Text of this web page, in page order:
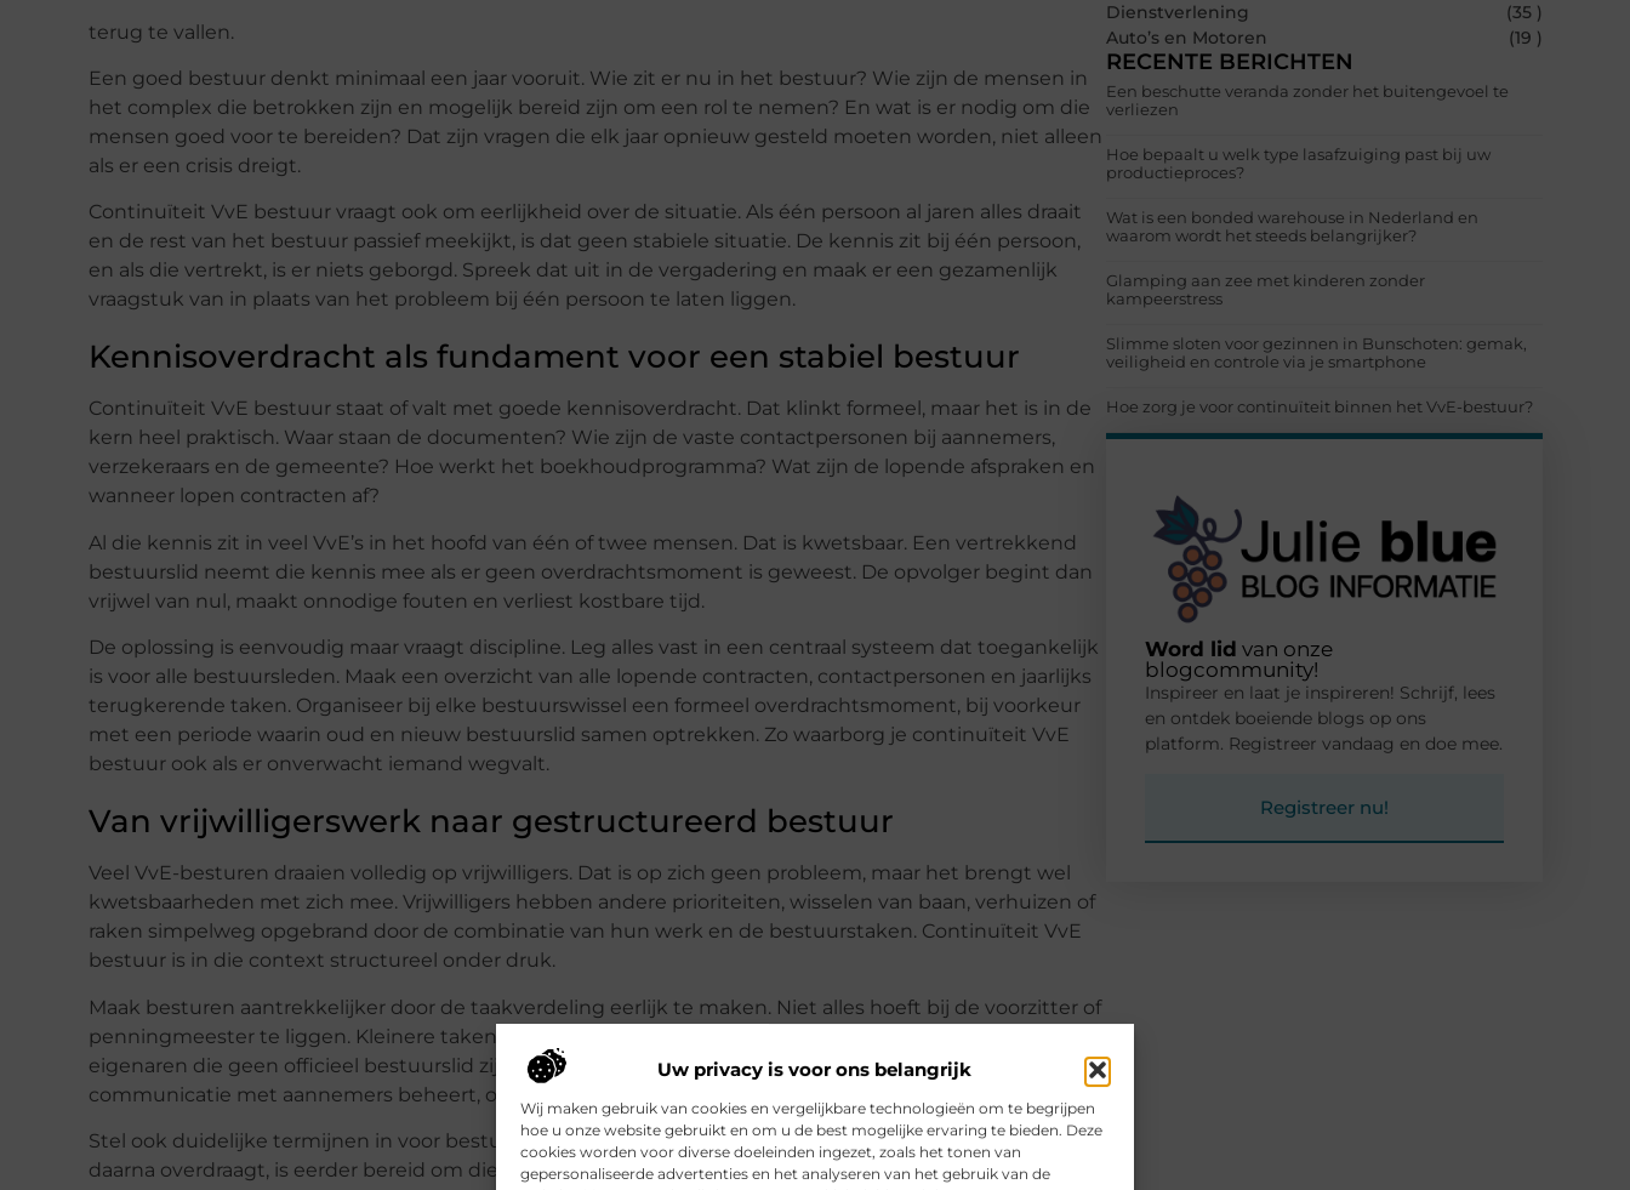
Uw privacy is voor ons belangrijk
Wij maken gebruik van cookies en vergelijkbare technologieën om te begrijpen
hoe u onze website gebruikt en om u de best mogelijke ervaring te bieden. Deze
cookies worden voor diverse doeleinden ingezet, zoals het tonen van
gepersonaliseerde advertenties en het analyseren van het gebruik van de
terug te vallen.
Een goed bestuur denkt minimaal een jaar vooruit. Wie zit er nu in het bestuur? Wie zijn de mensen in
het complex die betrokken zijn en mogelijk bereid zijn om een rol te nemen? En wat is er nodig om die
mensen goed voor te bereiden? Dat zijn vragen die elk jaar opnieuw gesteld moeten worden, niet alleen
als er een crisis dreigt.
Continuïteit VvE bestuur vraagt ook om eerlijkheid over de situatie. Als één persoon al jaren alles draait
en de rest van het bestuur passief meekijkt, is dat geen stabiele situatie. De kennis zit bij één persoon,
en als die vertrekt, is er niets geborgd. Spreek dat uit in de vergadering en maak er een gezamenlijk
vraagstuk van in plaats van het probleem bij één persoon te laten liggen.
Kennisoverdracht als fundament voor een stabiel bestuur
Continuïteit VvE bestuur staat of valt met goede kennisoverdracht. Dat klinkt formeel, maar het is in de
kern heel praktisch. Waar staan de documenten? Wie zijn de vaste contactpersonen bij aannemers,
verzekeraars en de gemeente? Hoe werkt het boekhoudprogramma? Wat zijn de lopende afspraken en
wanneer lopen contracten af?
Al die kennis zit in veel VvE’s in het hoofd van één of twee mensen. Dat is kwetsbaar. Een vertrekkend
bestuurslid neemt die kennis mee als er geen overdrachtsmoment is geweest. De opvolger begint dan
vrijwel van nul, maakt onnodige fouten en verliest kostbare tijd.
De oplossing is eenvoudig maar vraagt discipline. Leg alles vast in een centraal systeem dat toegankelijk
is voor alle bestuursleden. Maak een overzicht van alle lopende contracten, contactpersonen en jaarlijks
terugkerende taken. Organiseer bij elke bestuurswissel een formeel overdrachtsmoment, bij voorkeur
met een periode waarin oud en nieuw bestuurslid samen optrekken. Zo waarborg je continuïteit VvE
bestuur ook als er onverwacht iemand wegvalt.
Van vrijwilligerswerk naar gestructureerd bestuur
Veel VvE-besturen draaien volledig op vrijwilligers. Dat is op zich geen probleem, maar het brengt wel
kwetsbaarheden met zich mee. Vrijwilligers hebben andere prioriteiten, wisselen van baan, verhuizen of
raken simpelweg opgebrand door de combinatie van hun werk en de bestuurstaken. Continuïteit VvE
bestuur is in die context structureel onder druk.
Maak besturen aantrekkelijker door de taakverdeling eerlijk te maken. Niet alles hoeft bij de voorzitter of
penningmeester te liggen. Kleinere taken kunnen worden verdeeld over meer mensen, ook over
eigenaren die geen officieel bestuurslid zijn maar wel willen bijdragen. Denk aan iemand die de
communicatie met aannemers beheert, of iemand die de ledenadministratie bijhoudt.
Stel ook duidelijke termijnen in voor bestuursleden. Wie weet dat een rol voor twee of drie jaar is, en
daarna overdraagt, is eerder bereid om die rol op zich te nemen dan iemand die het gevoel heeft dat hij
Dienstverlening
(35 )
Auto’s en Motoren
(19 )
RECENTE BERICHTEN
Een beschutte veranda zonder het buitengevoel te
verliezen
Hoe bepaalt u welk type lasafzuiging past bij uw
productieproces?
Wat is een bonded warehouse in Nederland en
waarom wordt het steeds belangrijker?
Glamping aan zee met kinderen zonder
kampeerstress
Slimme sloten voor gezinnen in Bunschoten: gemak,
veiligheid en controle via je smartphone
Hoe zorg je voor continuïteit binnen het VvE-bestuur?
Word lid van onze
blogcommunity!
Inspireer en laat je inspireren! Schrijf, lees
en ontdek boeiende blogs op ons
platform. Registreer vandaag en doe mee.
Registreer nu!